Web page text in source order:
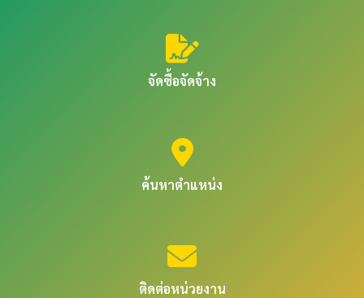
จัดซื้อจัดจ้าง
ค้นหาตำแหน่ง
ติดต่อหน่วยงาน